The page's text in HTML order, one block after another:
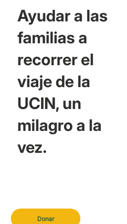
Donar
Ayudar a las
familias a
recorrer el
viaje de la
UCIN, un
milagro a la
vez.